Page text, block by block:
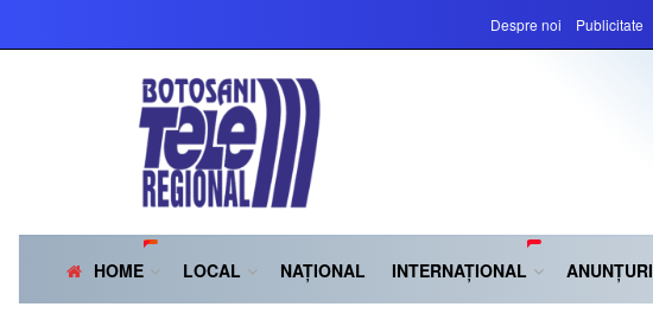
Despre noi Publicitate
HOME LOCAL NAȚIONAL INTERNAȚIONAL ANUNȚURI